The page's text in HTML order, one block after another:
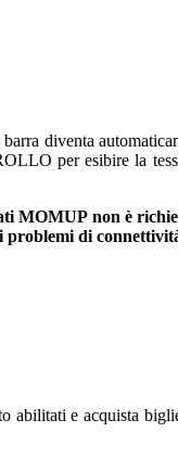
diventa
per esibire la
MOMUP non è
di
abilitati e acquista